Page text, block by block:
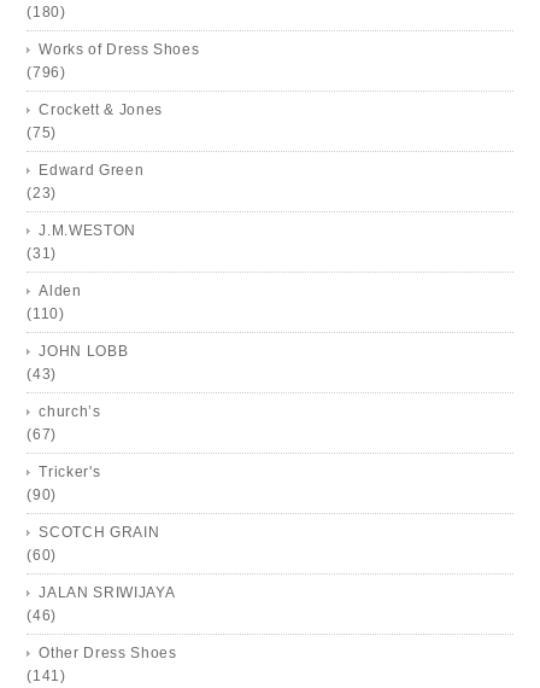
(180)
Works of Dress Shoes
(796)
Crockett & Jones
(75)
Edward Green
(23)
J.M.WESTON
(31)
Alden
(110)
JOHN LOBB
(43)
church’s
(67)
Tricker's
(90)
SCOTCH GRAIN
(60)
JALAN SRIWIJAYA
(46)
Other Dress Shoes
(141)